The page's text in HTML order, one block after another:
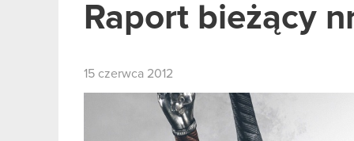
Raport bieżący
15 czerwca 2012